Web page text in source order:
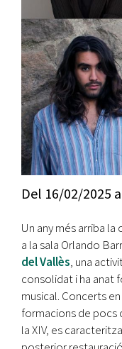
Del 16/02/2025
Un any més arriba
a la sala Orlando
del Vallès, una
consolidat i ha anat
musical. Concerts
formacions de pocs
la XIV, es